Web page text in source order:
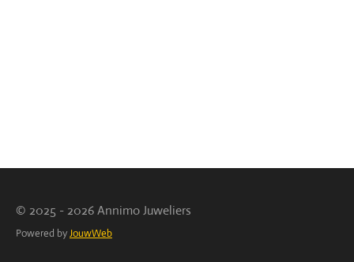
© 2025 - 2026 Annimo Juweliers
Powered byJouwWeb